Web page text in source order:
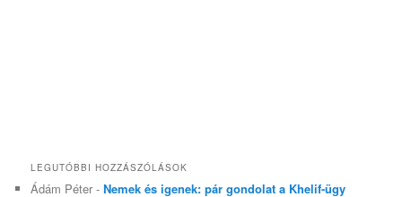
LEGUTÓBBI HOZZÁSZÓLÁSOK
Ádám Péter -Nemek és igenek: pár gondolat a Khelif-ügy